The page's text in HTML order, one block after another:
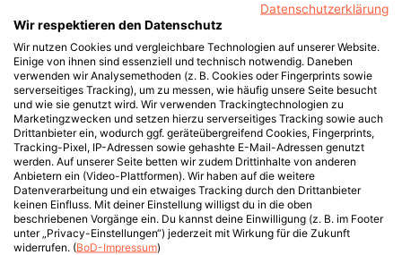
Datenschutzerklärung
Wir respektieren den Datenschutz
Wir nutzen Cookies und vergleichbare Technologien auf unserer Website.
Einige von ihnen sind essenziell und technisch notwendig. Daneben
verwenden wir Analysemethoden (z. B. Cookies oder Fingerprints sowie
serverseitiges Tracking), um zu messen, wie häufig unsere Seite besucht
und wie sie genutzt wird. Wir verwenden Trackingtechnologien zu
Marketingzwecken und setzen hierzu serverseitiges Tracking sowie auch
Drittanbieter ein, wodurch ggf. geräteübergreifend Cookies, Fingerprints,
Tracking-Pixel, IP-Adressen sowie gehashte E-Mail-Adressen genutzt
werden. Auf unserer Seite betten wir zudem Drittinhalte von anderen
Anbietern ein (Video-Plattformen). Wir haben auf die weitere
Datenverarbeitung und ein etwaiges Tracking durch den Drittanbieter
keinen Einfluss. Mit deiner Einstellung willigst du in die oben
beschriebenen Vorgänge ein. Du kannst deine Einwilligung (z. B. im Footer
unter „Privacy-Einstellungen“) jederzeit mit Wirkung für die Zukunft
widerrufen. (BoD-Impressum)